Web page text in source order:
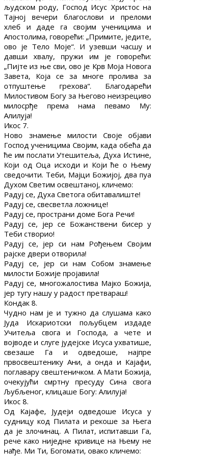
људском роду, Господ Исус Христос на
Тајној вечери благослови и преломи
хлеб и даде га својим ученицима и
Апостолима, говорећи: „Примите, једите,
ово је Тело Моје“. И узевши часшу и
давши хвалу, пружи им је говорећи:
„Пијте из ње сви, ово је Крв Моја Новога
Завета, Која се за многе пролива за
отпуштење грехова“. Благодарећи
Милостивом Богу за Његово неизрециво
милосрђе према нама певамо Му:
Алилуја!
Икос 7.
Ново знамење милости Своје објави
Господ ученицима Својим, када обећа да
ће им послати Утешитеља, Духа Истине,
Који од Оца исходи и Који ће о Њему
сведочити. Теби, Мајци Божијој, два пуа
Духом Светим освештаној, кличемо:
Радуј се, Духа Светога обитавалиште!
Радуј се, свесветла ложнице!
Радуј се, пространи доме Бога Речи!
Радуј се, јер се Божанствени бисер у
Теби створио!
Радуј се, јер си нам Рођењем Својим
рајске двери отворила!
Радуј се, јер си нам Собом знамење
милости Божије пројавила!
Радуј се, многожалостива Мајко Божија,
јер тугу нашу у радост претвараш!
Кондак 8.
Чудно нам је и тужно да слушама како
Јуда Искариотски пољубцем издаде
Учитеља свога и Господа, а чете и
војводе и слуге јудејске Исуса ухватише,
свезаше Га и одведоше, најпре
првосвештенику Ани, а онда и Кајафи,
поглавару свештеничком. А Мати Божија,
очекујући смртну пресуду Сина свога
Љубљеног, клицаше Богу: Алилуја!
Икос 8.
Од Кајафе, Јудеји одведоше Исуса у
судницу код Пилата и рекоше за Њега
да је злочинац. А Пилат, испитавши Га,
рече како ниједне кривице на Њему не
нађе. Ми Ти, Богомати, овако кличемо: